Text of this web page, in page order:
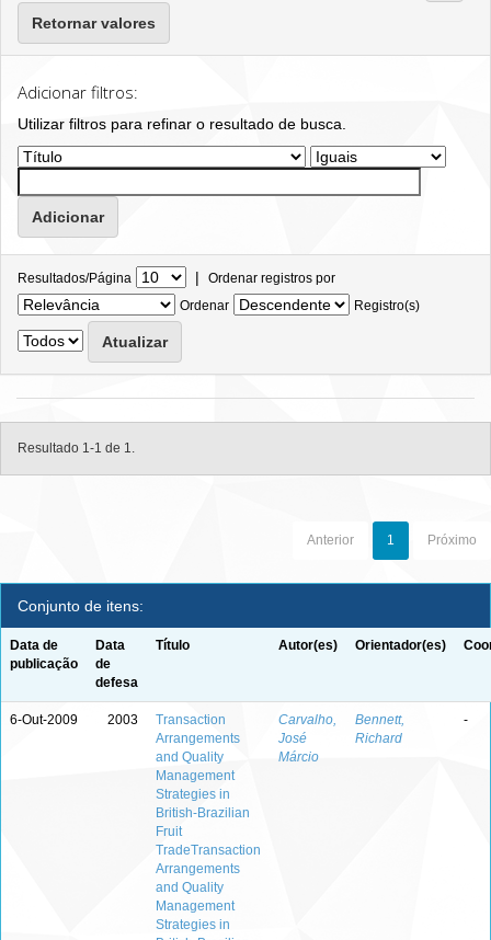
Retornar valores
Adicionar filtros:
Utilizar filtros para refinar o resultado de busca.
Resultados/Página | Ordenar registros por
Ordenar
Registro(s)
Resultado 1-1 de 1.
Anterior 1 Próximo
Conjunto de itens:
Data de
publicação
Data
de
defesa
Título Autor(es) Orientador(es)
6-Out-2009 2003
Transaction
Arrangements
and Quality
Management
Strategies in
British-Brazilian
Fruit
TradeTransaction
Arrangements
and Quality
Management
Strategies in
Carvalho,
José
Márcio
Bennett,
Richard
-